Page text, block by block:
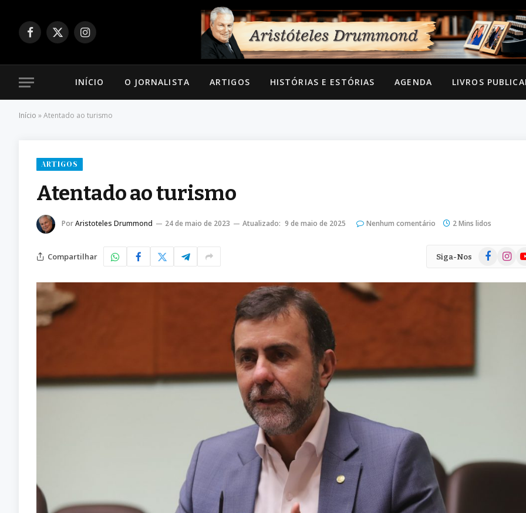
Facebook
X
Instagram
INÍCIO O JORNALISTA ARTIGOS HISTÓRIAS E ESTÓRIAS AGENDA LIVROS
Início »Atentado ao turismo
ARTIGOS
Atentado ao turismo
PorAristoteles Drummond 24 de maio de 2023 Atualizado: 9 de maio de 2025 Nenhum comentário 2 Mins lidos
Compartilhar Siga-Nos Facebook